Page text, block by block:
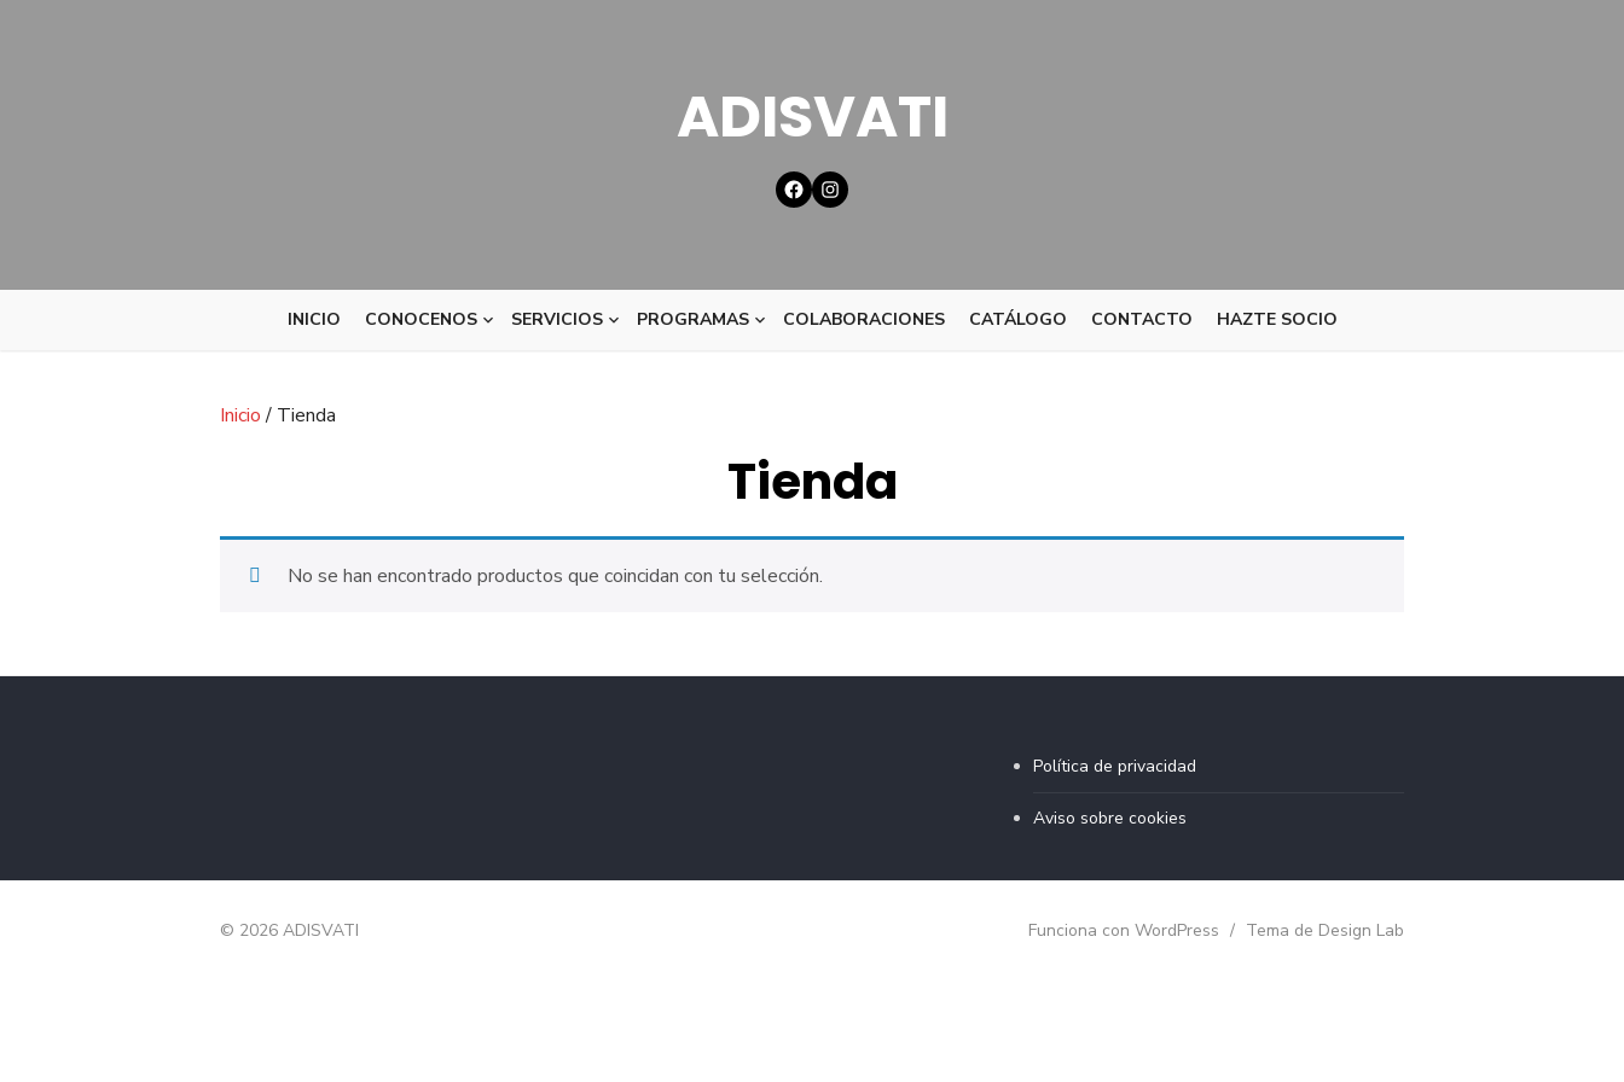
ADISVATI
INICIO CONOCENOS SERVICIOS PROGRAMAS COLABORACIONES CATÁLOGO CONTACTO HAZTE SOCIO
Inicio/ Tienda
Tienda
No se han encontrado productos que coincidan con tu selección.
Política de privacidad
Aviso sobre cookies
© 2026 ADISVATI Funciona con WordPress / Tema de Design Lab